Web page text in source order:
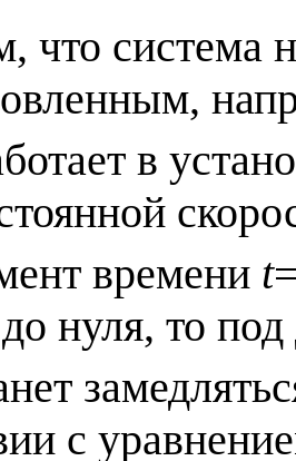
что система
в
времени t
до нуля, то
с